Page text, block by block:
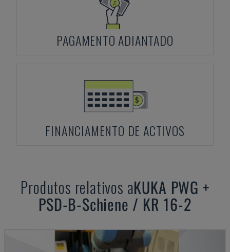
PAGAMENTO ADIANTADO
FINANCIAMENTO DE ACTIVOS
Produtos relativos aKUKA PWG +
PSD-B-Schiene / KR 16-2